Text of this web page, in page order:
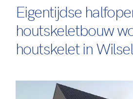
Eigentijdse
houtskeletbouw
houtskelet in